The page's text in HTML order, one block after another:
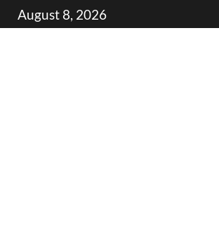
Skip
to
August 8, 2026